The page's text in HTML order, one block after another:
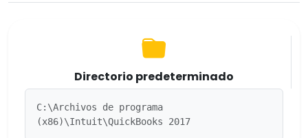
Directorio predeterminado
C:\Archivos de programa
(x86)\Intuit\QuickBooks 2017